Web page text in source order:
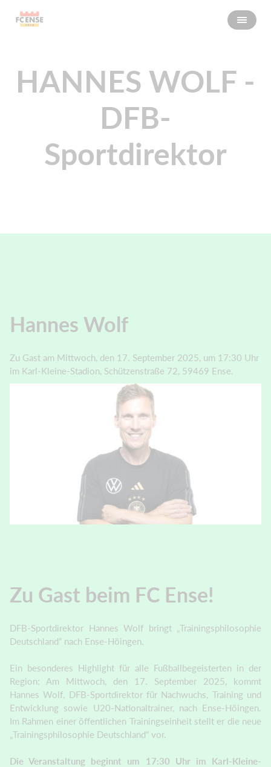
HANNES WOLF -
DFB-
Sportdirektor
Hannes Wolf
Zu Gast am Mittwoch, den 17. September 2025, um 17:30 Uhr
im Karl-Kleine-Stadion, Schützenstraße 72, 59469 Ense.
Zu Gast beim FC Ense!
DFB-Sportdirektor Hannes Wolf bringt „Trainingsphilosophie
Deutschland“ nach Ense-Höingen.
Ein besonderes Highlight für alle Fußballbegeisterten in der
Region: Am Mittwoch, den 17. September 2025, kommt
Hannes Wolf, DFB-Sportdirektor für Nachwuchs, Training und
Entwicklung sowie U20-Nationaltrainer, nach Ense-Höingen.
Im Rahmen einer öffentlichen Trainingseinheit stellt er die neue
„Trainingsphilosophie Deutschland“ vor.
Die Veranstaltung beginnt um 17:30 Uhr im Karl-Kleine-